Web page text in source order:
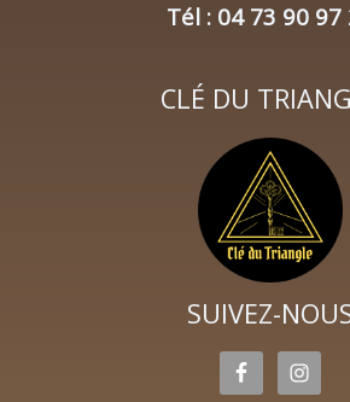
Tél : 04 73 90 97
CLÉ DU
SUIVEZ-